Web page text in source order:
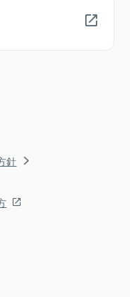
針